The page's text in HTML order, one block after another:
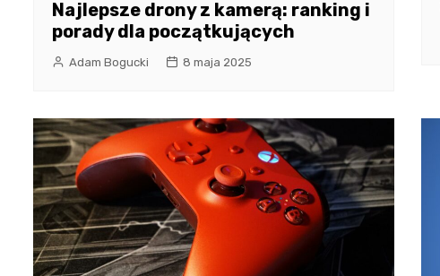
Najlepsze drony z kamerą: ranking i
porady dla początkujących
Adam Bogucki 8 maja 2025